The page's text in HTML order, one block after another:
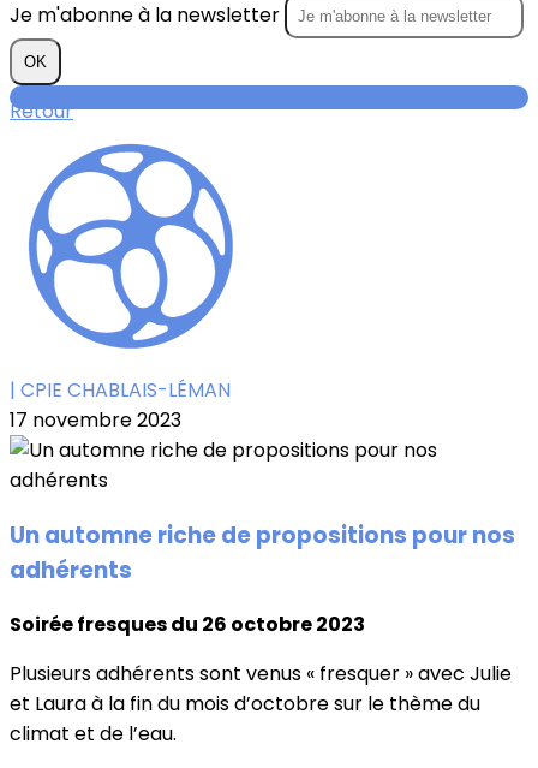
Je m'abonne à la newsletter
OK
Retour
| CPIE CHABLAIS-LÉMAN
17 novembre 2023
Un automne riche de propositions pour nos
adhérents
Soirée fresques du 26 octobre 2023
Plusieurs adhérents sont venus « fresquer » avec Julie
et Laura à la fin du mois d’octobre sur le thème du
climat et de l’eau.